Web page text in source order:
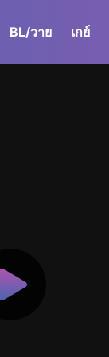
BL/วาย เกย์